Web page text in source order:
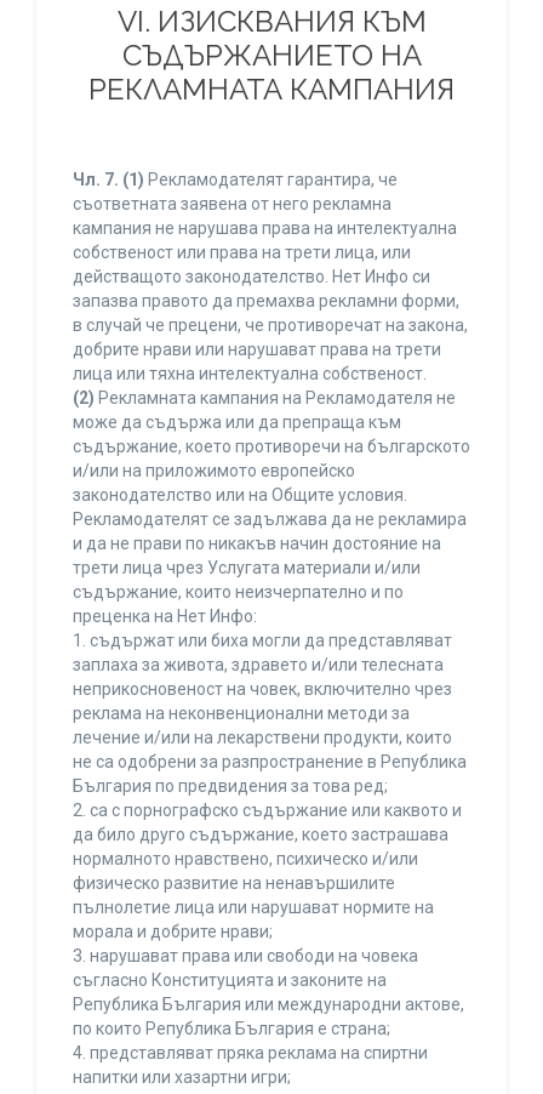
VI. ИЗИСКВАНИЯ КЪМ
СЪДЪРЖАНИЕТО НА
РЕКЛАМНАТА КАМПАНИЯ
Чл. 7. (1) Рекламодателят гарантира, че
съответната заявена от него рекламна
кампания не нарушава права на интелектуална
собственост или права на трети лица, или
действащото законодателство. Нет Инфо си
запазва правото да премахва рекламни форми,
в случай че прецени, че противоречат на закона,
добрите нрави или нарушават права на трети
лица или тяхна интелектуална собственост.
(2) Рекламната кампания на Рекламодателя не
може да съдържа или да препраща към
съдържание, което противоречи на българското
и/или на приложимото европейско
законодателство или на Общите условия.
Рекламодателят се задължава да не рекламира
и да не прави по никакъв начин достояние на
трети лица чрез Услугата материали и/или
съдържание, които неизчерпателно и по
преценка на Нет Инфо:
1. съдържат или биха могли да представляват
заплаха за живота, здравето и/или телесната
неприкосновеност на човек, включително чрез
реклама на неконвенционални методи за
лечение и/или на лекарствени продукти, които
не са одобрени за разпространение в Република
България по предвидения за това ред;
2. са с порнографско съдържание или каквото и
да било друго съдържание, което застрашава
нормалното нравствено, психическо и/или
физическо развитие на ненавършилите
пълнолетие лица или нарушават нормите на
морала и добрите нрави;
3. нарушават права или свободи на човека
съгласно Конституцията и законите на
Република България или международни актове,
по които Република България е страна;
4. представляват пряка реклама на спиртни
напитки или хазартни игри;